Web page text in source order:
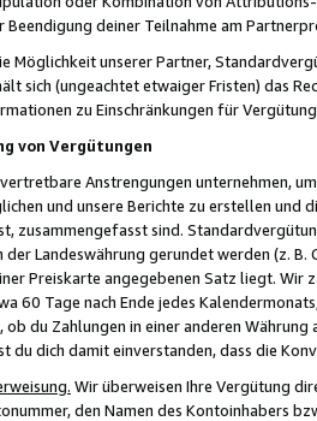
deiner Teilnahme am
Möglichkeit unserer Partner,
sich (ungeachtet etwaiger Fristen) das
zu Einschränkungen für
von Vergütungen
Anstrengungen unternehmen,
und unsere Berichte zu erstellen und
zusammengefasst sind.
der Landeswährung gerundet werden (z.
Preiskarte angegebenen Satz liegt.
60 Tage nach Ende jedes
ob du Zahlungen in einer anderen
du dich damit einverstanden, dass die
Wir überweisen Ihre Vergütung
den Namen des Kontoinhabers